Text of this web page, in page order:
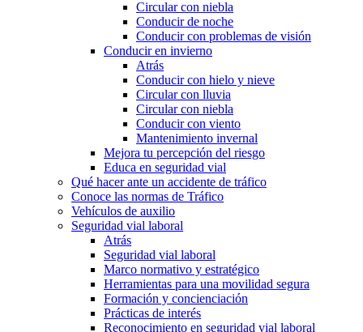
Circular con niebla
Conducir de noche
Conducir con problemas de visión
Conducir en invierno
Atrás
Conducir con hielo y nieve
Circular con lluvia
Circular con niebla
Conducir con viento
Mantenimiento invernal
Mejora tu percepción del riesgo
Educa en seguridad vial
Qué hacer ante un accidente de tráfico
Conoce las normas de Tráfico
Vehículos de auxilio
Seguridad vial laboral
Atrás
Seguridad vial laboral
Marco normativo y estratégico
Herramientas para una movilidad segura
Formación y concienciación
Prácticas de interés
Reconocimiento en seguridad vial laboral